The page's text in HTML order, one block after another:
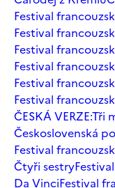
Festival
Festival
Festival
Festival
Festival
Festival
ČESKÁ
Československá
Festival
Čtyři sestry
Da VinciFestival